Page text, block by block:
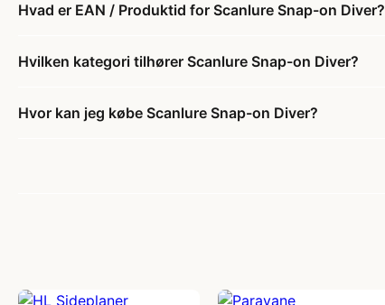
Hvad er EAN / Produktid for Scanlure Snap-on Diver?
Hvilken kategori tilhører Scanlure Snap-on Diver?
Hvor kan jeg købe Scanlure Snap-on Diver?